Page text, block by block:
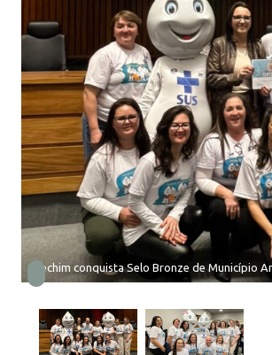
Erechim conquista Selo Bronze de Município